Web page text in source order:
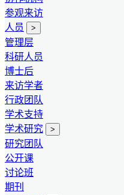
参观来访
人员
>
管理层
科研人员
博士后
来访学者
行政团队
学术支持
学术研究
>
研究团队
公开课
讨论班
期刊